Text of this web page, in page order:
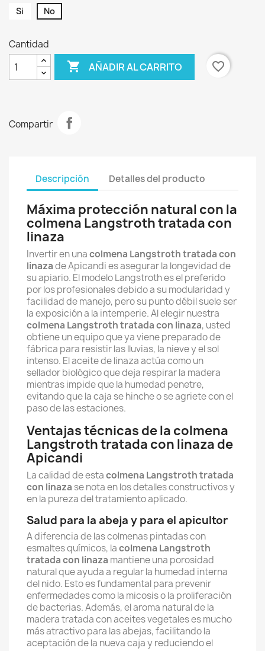
Si No
Cantidad
 AÑADIR AL CARRITO favorite_border
Compartir
Descripción Detalles del producto
Máxima protección natural con la
colmena Langstroth tratada con
linaza
Invertir en unacolmena Langstroth tratada con
linazade Apicandi es asegurar la longevidad de
su apiario. El modelo Langstroth es el preferido
por los profesionales debido a su modularidad y
facilidad de manejo, pero su punto débil suele ser
la exposición a la intemperie. Al elegir nuestra
colmena Langstroth tratada con linaza, usted
obtiene un equipo que ya viene preparado de
fábrica para resistir las lluvias, la nieve y el sol
intenso. El aceite de linaza actúa como un
sellador biológico que deja respirar la madera
mientras impide que la humedad penetre,
evitando que la caja se hinche o se agriete con el
paso de las estaciones.
Ventajas técnicas de la colmena
Langstroth tratada con linaza de
Apicandi
La calidad de estacolmena Langstroth tratada
con linaza se nota en los detalles constructivos y
en la pureza del tratamiento aplicado.
Salud para la abeja y para el apicultor
A diferencia de las colmenas pintadas con
esmaltes químicos, lacolmena Langstroth
tratada con linaza mantiene una porosidad
natural que ayuda a regular la humedad interna
del nido. Esto es fundamental para prevenir
enfermedades como la micosis o la proliferación
de bacterias. Además, el aroma natural de la
madera tratada con aceites vegetales es mucho
más atractivo para las abejas, facilitando la
aceptación de la nueva caja y reduciendo el